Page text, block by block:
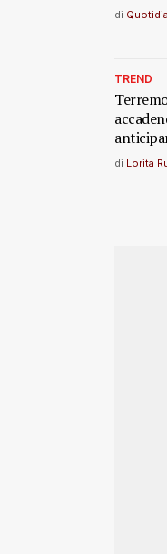
di
TREND
di Lorita